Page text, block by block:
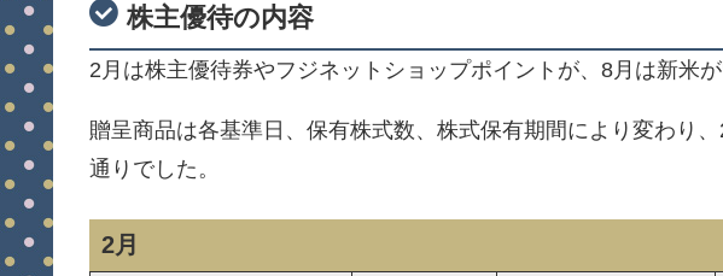
株主優待の内容
2月は株主優待券やフジネットショップポイントが、8月は新米が
贈呈商品は各基準日、保有株式数、株式保有期間により変わり
通りでした。
2月